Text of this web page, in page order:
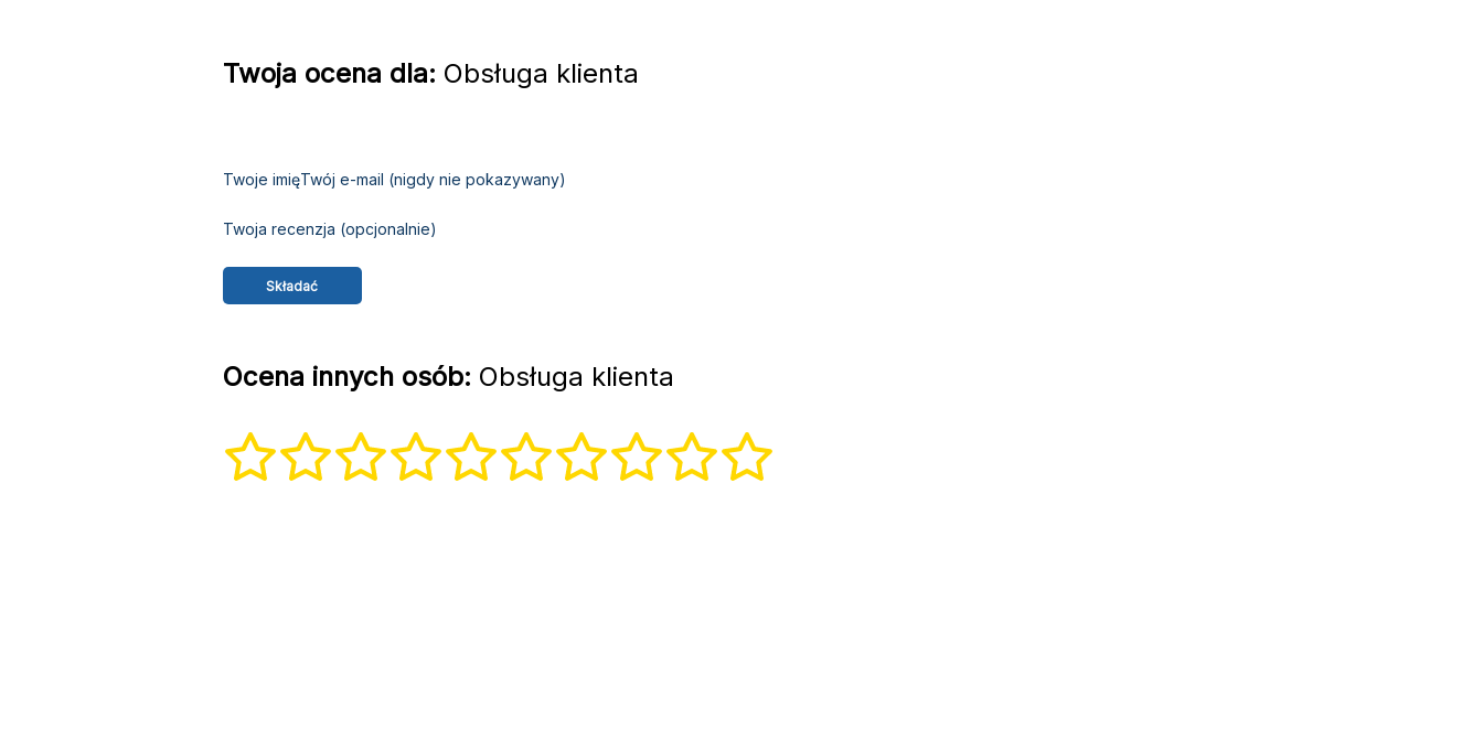
Twoja ocena dla: Obsługa klienta
Twoje imięTwój e-mail (nigdy nie pokazywany)
Twoja recenzja (opcjonalnie)
Ocena innych osób: Obsługa klienta